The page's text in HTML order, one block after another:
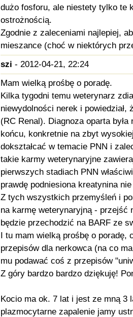
dużo fosforu, ale niestety tylko te
ostrożnością.
Zgodnie z zaleceniami najlepiej,
mieszance (choć w niektórych
szi - 2012-04-21, 22:24
Mam wielką prośbę o poradę.
Kilka tygodni temu weterynarz
niewydolności nerek i
(RC Renal). Diagnoza oparta
końcu, konkretnie na zbyt
dokształcać w temacie PNN i
takie karmy weterynaryjne
pierwszych stadiach PNN
prawdę podniesiona kreatynina
Z tych wszystkich przemyśleń i
na karmę weterynaryjną - przejść
będzie przechodzić na BARF ze
I tu mam wielką prośbę o poradę,
przepisów dla nerkowca (na co
mu podawać coś z przepisów
Z góry bardzo bardzo dziękuję!
Kocio ma ok. 7 lat i jest ze mną 3
plazmocytarne zapalenie jamy